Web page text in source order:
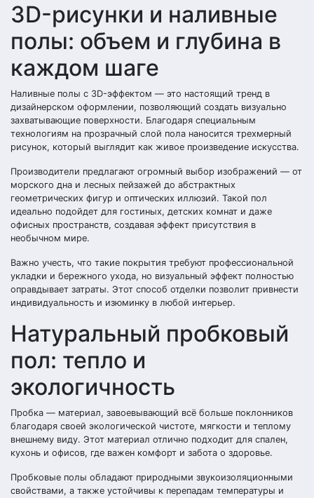
3D-рисунки и наливные
полы: объем и глубина в
каждом шаге
Наливные полы с 3D-эффектом — это настоящий тренд в
дизайнерском оформлении, позволяющий создать визуально
захватывающие поверхности. Благодаря специальным
технологиям на прозрачный слой пола наносится трехмерный
рисунок, который выглядит как живое произведение искусства.
Производители предлагают огромный выбор изображений — от
морского дна и лесных пейзажей до абстрактных
геометрических фигур и оптических иллюзий. Такой пол
идеально подойдет для гостиных, детских комнат и даже
офисных пространств, создавая эффект присутствия в
необычном мире.
Важно учесть, что такие покрытия требуют профессиональной
укладки и бережного ухода, но визуальный эффект полностью
оправдывает затраты. Этот способ отделки позволит привнести
индивидуальность и изюминку в любой интерьер.
Натуральный пробковый
пол: тепло и
экологичность
Пробка — материал, завоевывающий всё больше поклонников
благодаря своей экологической чистоте, мягкости и теплому
внешнему виду. Этот материал отлично подходит для спален,
кухонь и офисов, где важен комфорт и забота о здоровье.
Пробковые полы обладают природными звукоизоляционными
свойствами, а также устойчивы к перепадам температуры и